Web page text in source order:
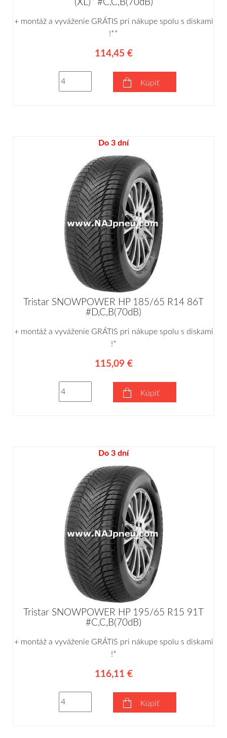
(XL)* #C,C,B(70dB)
+ montáž a vyváženie GRÁTIS pri nákupe spolu s diskami
!**
114,45 €
Kúpiť
Do 3 dní
Tristar SNOWPOWER HP 185/65 R14 86T
#D,C,B(70dB)
+ montáž a vyváženie GRÁTIS pri nákupe spolu s diskami
!*
115,09 €
Kúpiť
Do 3 dní
Tristar SNOWPOWER HP 195/65 R15 91T
#C,C,B(70dB)
+ montáž a vyváženie GRÁTIS pri nákupe spolu s diskami
!*
116,11 €
Kúpiť